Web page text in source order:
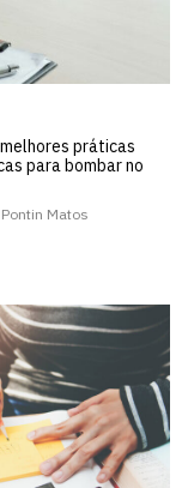
práticas
para bombar no
Matos